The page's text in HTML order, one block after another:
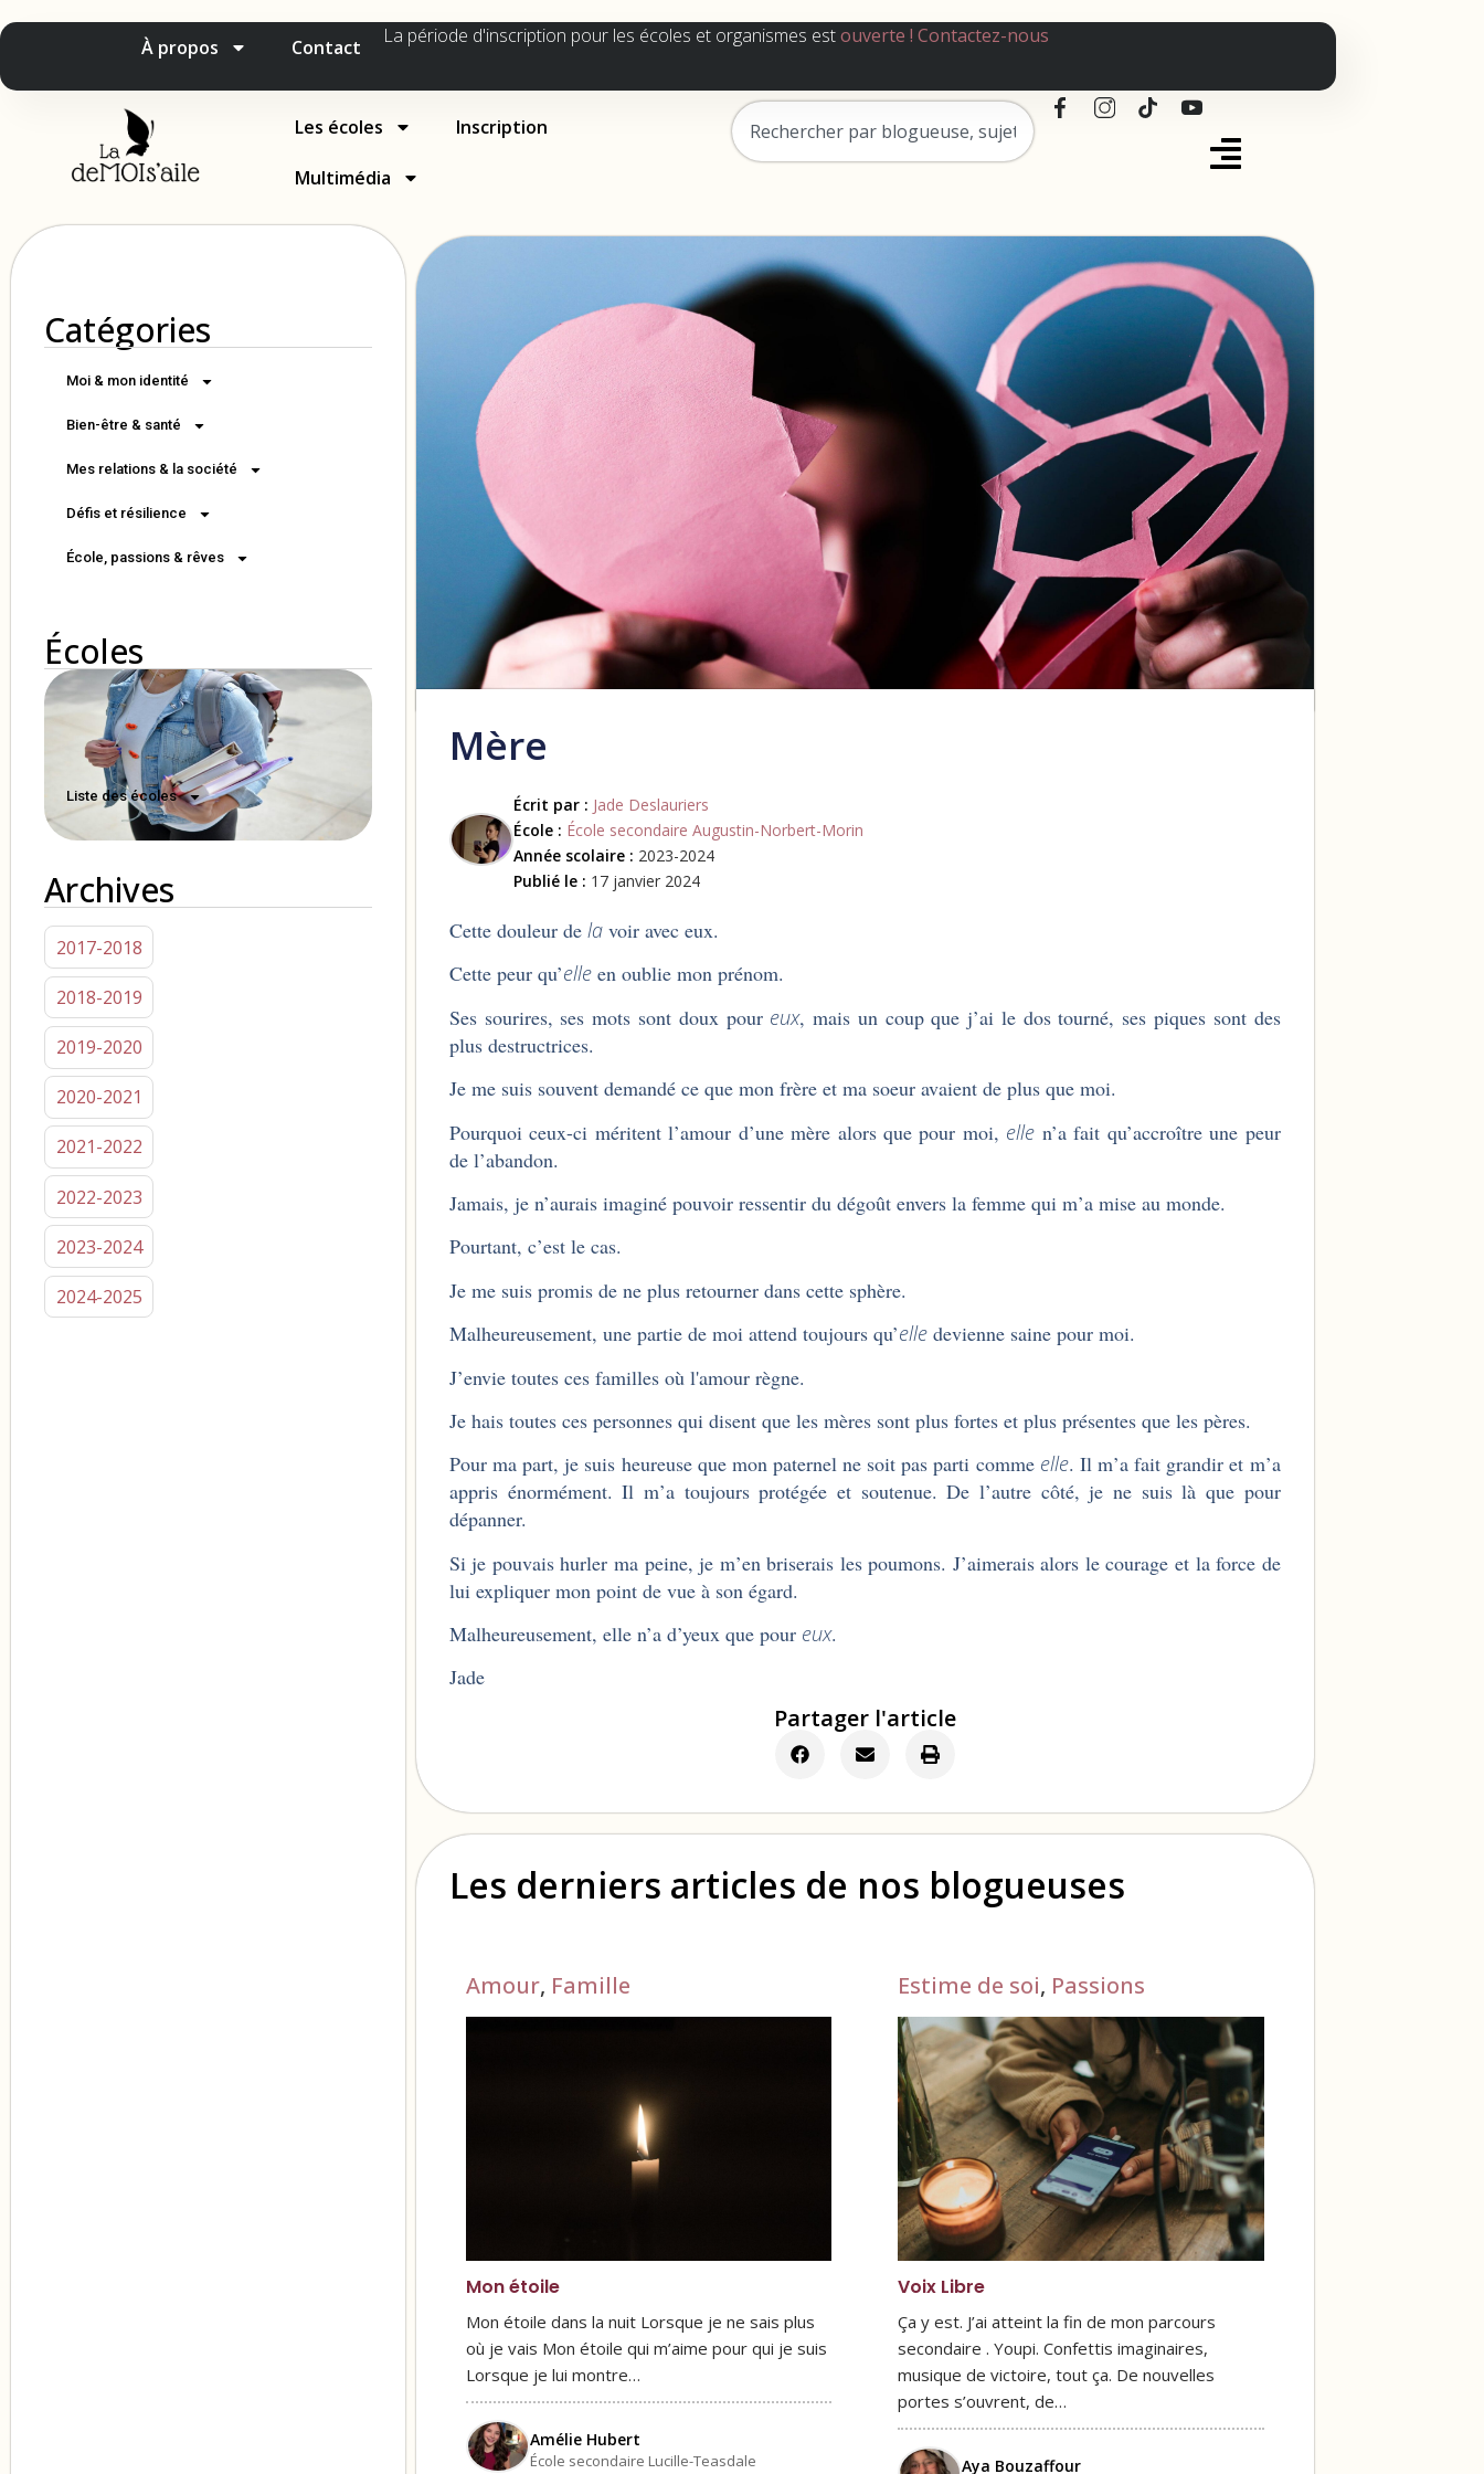
À propos Contact La période d'inscription pour les écoles et organismes estouverte ! Contactez-nous
Les écoles Inscription
Multimédia
Catégories
Moi & mon identité
Bien-être & santé
Mes relations & la société
Défis et résilience
École, passions & rêves
Écoles
Liste des écoles
Archives
2017-2018
2018-2019
2019-2020
2020-2021
2021-2022
2022-2023
2023-2024
2024-2025
Mère
Écrit par : Jade Deslauriers
École : École secondaire Augustin-Norbert-Morin
Année scolaire : 2023-2024
Publié le : 17 janvier 2024
Cette douleur de lavoir avec eux.
Cette peur qu’elleen oublie mon prénom.
Ses sourires, ses mots sont doux pour eux, mais un coup que j’ai le dos tourné, ses piques sont des
plus destructrices.
Je me suis souvent demandé ce que mon frère et ma soeur avaient de plus que moi.
Pourquoi ceux-ci méritent l’amour d’une mère alors que pour moi, elle n’a fait qu’accroître une peur
de l’abandon.
Jamais, je n’aurais imaginé pouvoir ressentir du dégoût envers la femme qui m’a mise au monde.
Pourtant, c’est le cas.
Je me suis promis de ne plus retourner dans cette sphère.
Malheureusement, une partie de moi attend toujours qu’elledevienne saine pour moi.
J’envie toutes ces familles où l'amour règne.
Je hais toutes ces personnes qui disent que les mères sont plus fortes et plus présentes que les pères.
Pour ma part, je suis heureuse que mon paternel ne soit pas parti comme elle. Il m’a fait grandir et m’a
appris énormément. Il m’a toujours protégée et soutenue. De l’autre côté, je ne suis là que pour
dépanner.
Si je pouvais hurler ma peine, je m’en briserais les poumons. J’aimerais alors le courage et la force de
lui expliquer mon point de vue à son égard.
Malheureusement, elle n’a d’yeux que pour eux.
Jade
Partager l'article
Les derniers articles de nos blogueuses
Amour, Famille
Mon étoile
Mon étoile dans la nuit Lorsque je ne sais plus
où je vais Mon étoile qui m’aime pour qui je suis
Lorsque je lui montre…
Amélie Hubert
École secondaire Lucille-Teasdale
Estime de soi, Passions
Voix Libre
Ça y est. J’ai atteint la fin de mon parcours
secondaire . Youpi. Confettis imaginaires,
musique de victoire, tout ça. De nouvelles
portes s’ouvrent, de…
Aya Bouzaffour